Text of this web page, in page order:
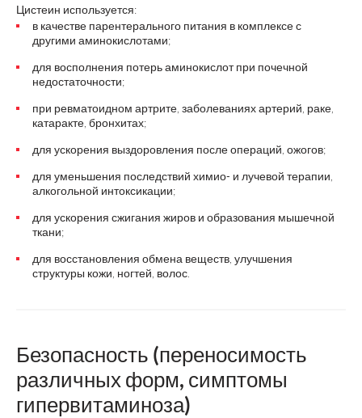
Цистеин используется:
в качестве парентерального питания в комплексе с
другими аминокислотами;
для восполнения потерь аминокислот при почечной
недостаточности;
при ревматоидном артрите, заболеваниях артерий, раке,
катаракте, бронхитах;
для ускорения выздоровления после операций, ожогов;
для уменьшения последствий химио- и лучевой терапии,
алкогольной интоксикации;
для ускорения сжигания жиров и образования мышечной
ткани;
для восстановления обмена веществ, улучшения
структуры кожи, ногтей, волос.
Безопасность (переносимость
различных форм, симптомы
гипервитаминоза)